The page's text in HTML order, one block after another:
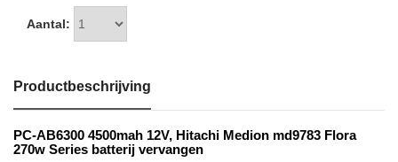
Aantal:
Productbeschrijving
PC-AB6300 4500mah 12V, Hitachi Medion md9783 Flora
270w Series batterij vervangen